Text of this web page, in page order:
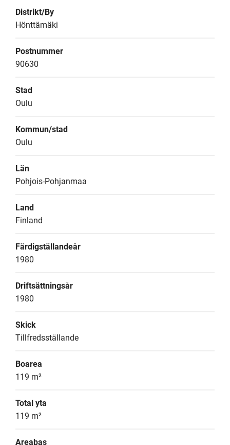
Distrikt/By
Hönttämäki
Postnummer
90630
Stad
Oulu
Kommun/stad
Oulu
Län
Pohjois-Pohjanmaa
Land
Finland
Färdigställandeår
1980
Driftsättningsår
1980
Skick
Tillfredsställande
Boarea
119 m²
Total yta
119 m²
Areabas